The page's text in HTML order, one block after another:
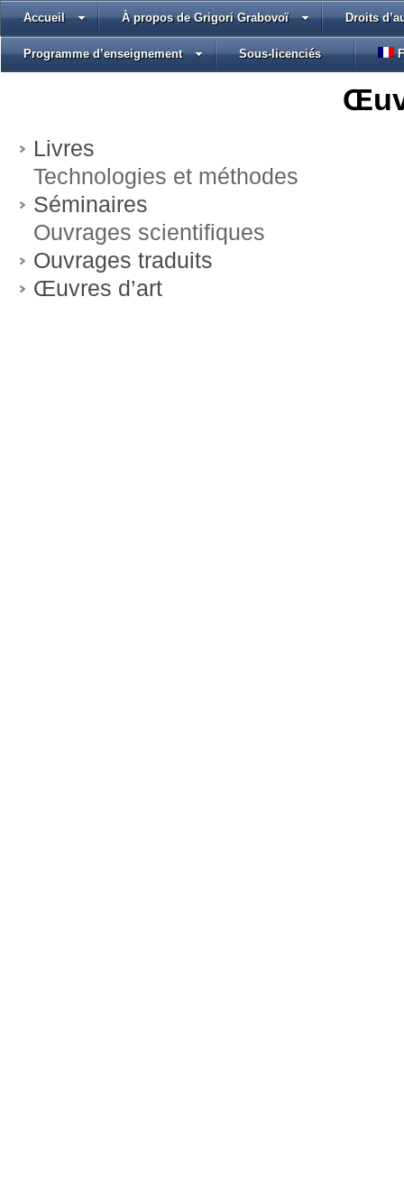
Accueil À propos de Grigori Grabovoï Droits
Programme d’enseignement Sous-licenciés
Livres
Technologies et méthodes
Séminaires
Ouvrages scientifiques
Ouvrages traduits
Œuvres d’art